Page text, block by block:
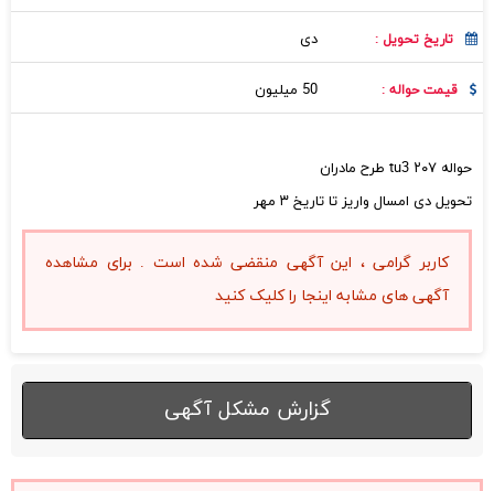
تاریخ تحویل : دی
قیمت حواله : 50 میلیون
حواله ۲۰۷ tu3 طرح مادران
تحویل دی امسال واریز تا تاریخ ۳ مهر
کاربر گرامی ، این آگهی منقضی شده است . برای مشاهده
آگهی های مشابه اینجا را کلیک کنید
گزارش مشکل آگهی